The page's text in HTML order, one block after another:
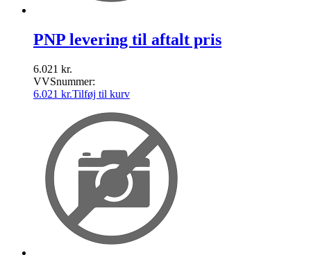
PNP levering til aftalt pris
6.021 kr.
VVSnummer:
6.021 kr.Tilføj til kurv